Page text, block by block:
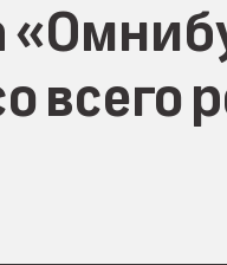
всего